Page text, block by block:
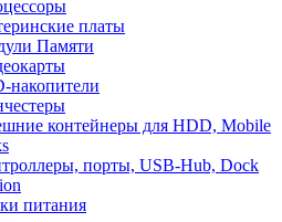
платы
Памяти
накопители
контейнеры для HDD, Mobile
порты, USB-Hub, Dock
питания